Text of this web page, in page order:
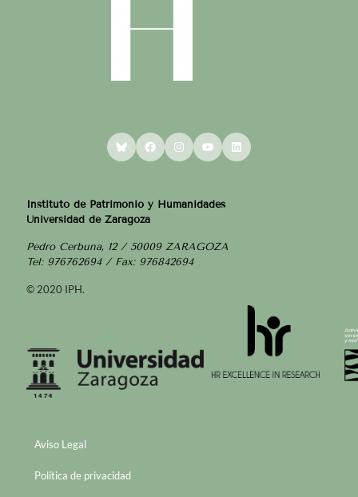
BlueskyFacebookInstagram
YouTubeLinkedIn
Instituto de Patrimonio y Humanidades
Universidad de Zaragoza
Pedro Cerbuna, 12 / 50009 ZARAGOZA
Tel: 976762694 / Fax: 976842694
© 2020 IPH.
Aviso Legal
Política de privacidad